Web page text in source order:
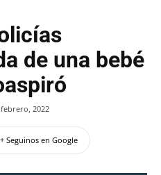
de una bebé
2022
+ Seguinos en Google